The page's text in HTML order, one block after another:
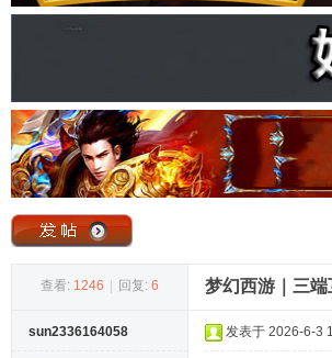
奇
查看: 1246 回复: 6 梦幻西游｜三
sun2336164058 发表于 2026-6-3